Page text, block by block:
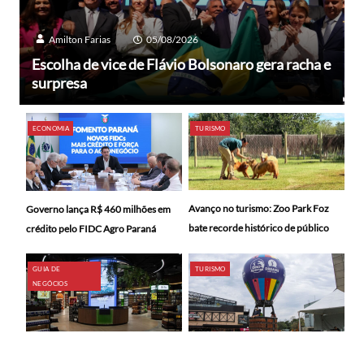
Amilton Farias 05/08/2026
Escolha de vice de Flávio Bolsonaro gera racha e
surpresa
ECONOMIA
Governo lança R$ 460 milhões em
crédito pelo FIDC Agro Paraná
TURISMO
Avanço no turismo: Zoo Park Foz
bate recorde histórico de público
GUIA DE
NEGÓCIOS
TURISMO